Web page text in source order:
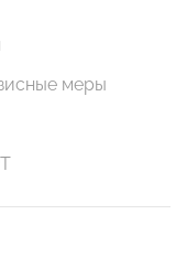
меры